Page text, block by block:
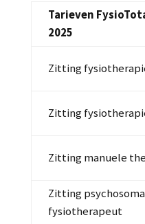
Tarieven
2025
Zitting
Zitting
Zitting manuele
Zitting
fysiotherapeut